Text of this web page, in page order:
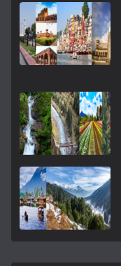
c
e
b
o
k
itt
er
ai
l